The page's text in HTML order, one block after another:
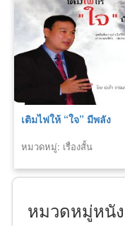
เติมไฟให้ “ใจ” มีพลัง
หมวดหมู่: เรื่องสั้น
หมวดหมู่หนั